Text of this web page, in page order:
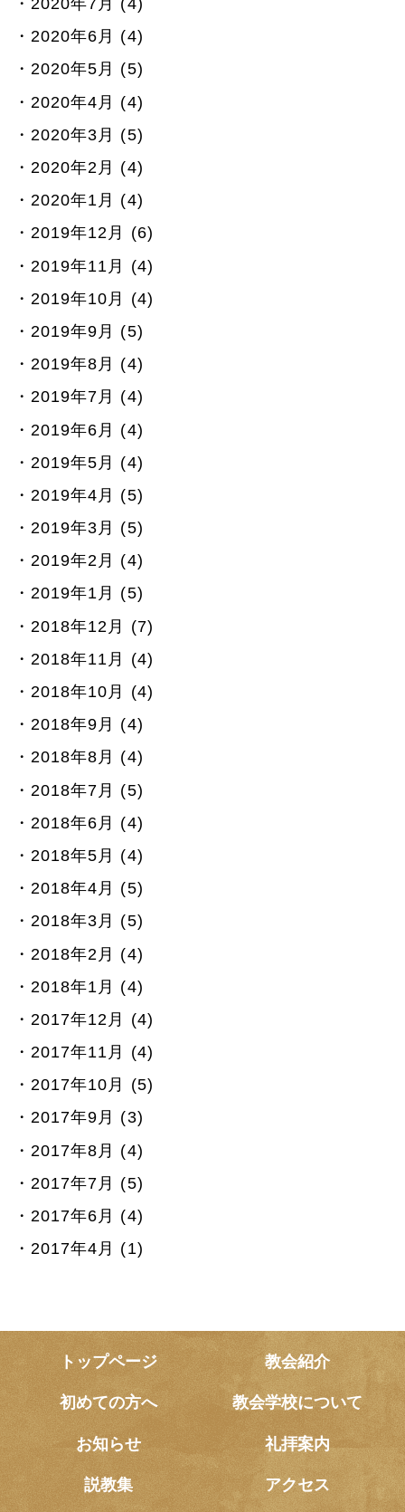
2020年6月 (4)
2020年5月 (5)
2020年4月 (4)
2020年3月 (5)
2020年2月 (4)
2020年1月 (4)
2019年12月 (6)
2019年11月 (4)
2019年10月 (4)
2019年9月 (5)
2019年8月 (4)
2019年7月 (4)
2019年6月 (4)
2019年5月 (4)
2019年4月 (5)
2019年3月 (5)
2019年2月 (4)
2019年1月 (5)
2018年12月 (7)
2018年11月 (4)
2018年10月 (4)
2018年9月 (4)
2018年8月 (4)
2018年7月 (5)
2018年6月 (4)
2018年5月 (4)
2018年4月 (5)
2018年3月 (5)
2018年2月 (4)
2018年1月 (4)
2017年12月 (4)
2017年11月 (4)
2017年10月 (5)
2017年9月 (3)
2017年8月 (4)
2017年7月 (5)
2017年6月 (4)
2017年4月 (1)
トップページ 教会紹介
初めての方へ 教会学校について
お知らせ 礼拝案内
説教集 アクセス